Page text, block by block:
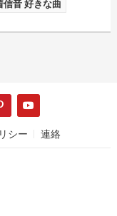
信音 好きな曲
シー 連絡